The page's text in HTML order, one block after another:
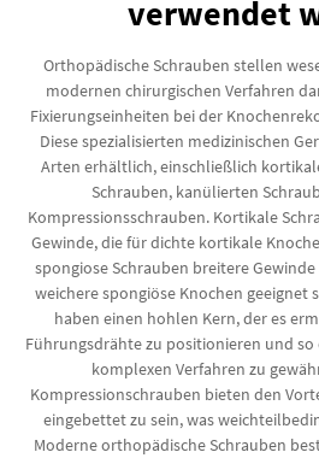
verwendet
Orthopädische Schrauben stellen
modernen chirurgischen Verfahren
Fixierungseinheiten bei der
Diese spezialisierten medizinischen
Arten erhältlich, einschließlich
Schrauben, kanülierten
Kompressionsschrauben. Kortikale
Gewinde, die für dichte kortikale
spongiose Schrauben breitere
weichere spongiöse Knochen geeignet
haben einen hohlen Kern, der es
Führungsdrähte zu positionieren und so
komplexen Verfahren zu
Kompressionschrauben bieten den
eingebettet zu sein, was
Moderne orthopädische Schrauben